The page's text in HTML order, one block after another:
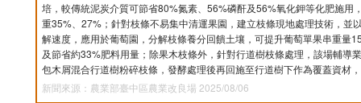
培，較傳統泥炭介質可節省80%氮素、56%磷酐及56%氧化鉀等化肥施用
重35%、27%；針對枝條不易集中清運果園，建立枝條現地處理技術，並
解速度，應用於葡萄園，分解枝條養分回饋土壤，可提升葡萄單果串重量
及節省約33%肥料用量；除果木枝條外，針對行道樹枝條處理，該場輔導
包木屑混合行道樹粉碎枝條，發酵處理後再回施至行道樹下作為覆蓋資材
新聞來源：農業部臺中區農業改良場 2025/08/06